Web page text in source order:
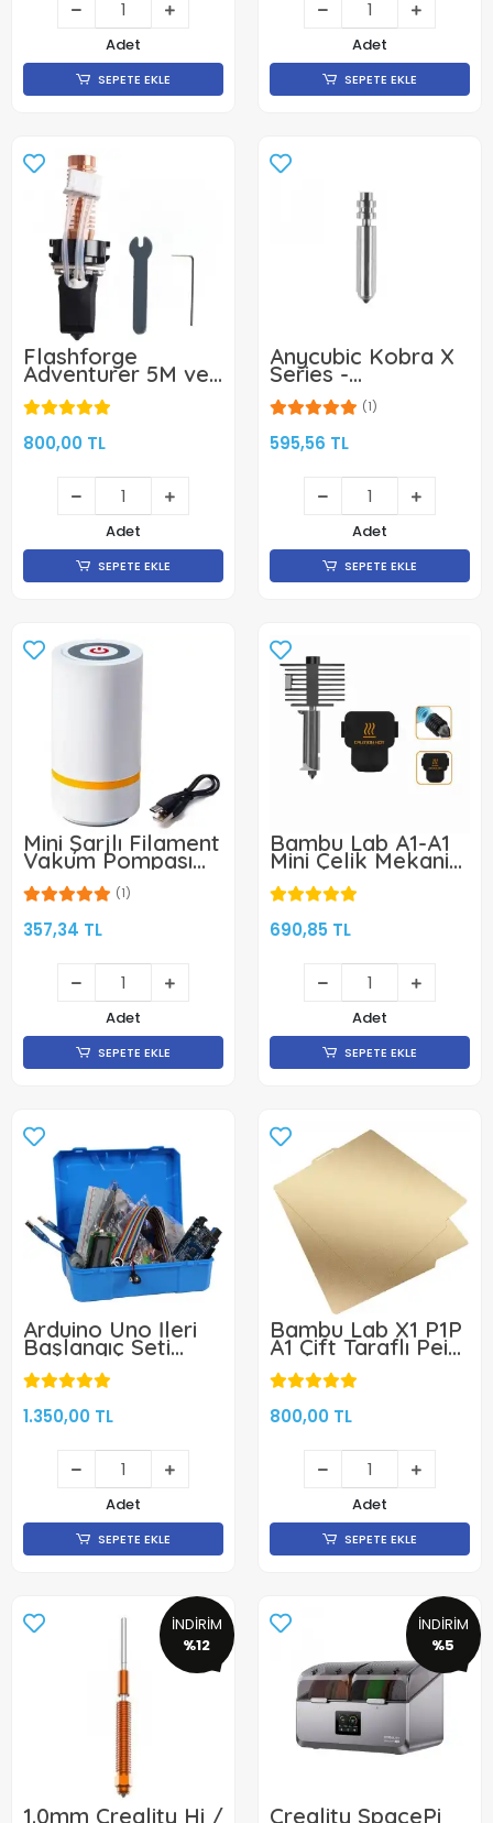
Adet
SEPETE EKLE
Adet
SEPETE EKLE
Flashforge
Adventurer 5M ve
5M Pro Geliştirilmiş
Hotend Seti
800,00 TL
Adet
SEPETE EKLE
Anycubic Kobra X
Series -
Sertleştirilmiş
Çelik Nozzle
(1)
595,56 TL
Adet
SEPETE EKLE
Mini Şarjlı Filament
Vakum Pompası
Beyaz-100mm
(1)
357,34 TL
Adet
SEPETE EKLE
Bambu Lab A1-A1
Mini Çelik Mekanik
Hotend Kiti-0.4mm
690,85 TL
Adet
SEPETE EKLE
Arduino Uno İleri
Başlangıç Seti
(Klon)
1.350,00 TL
Adet
SEPETE EKLE
Bambu Lab X1 P1P
A1 Çift Taraflı Pei
Kaplı Yay Çeliği
Tabla-257x257mm
800,00 TL
Adet
SEPETE EKLE
İNDİRİM
%12
1.0mm Creality Hi /
İNDİRİM
%5
Creality SpacePi